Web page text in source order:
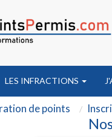
LES INFRACTIONS
de points